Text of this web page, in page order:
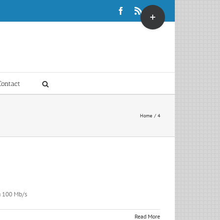
Facebook
Rss X
Home 4
100 Mb/s
Read More
Toggle
Sliding
Bar